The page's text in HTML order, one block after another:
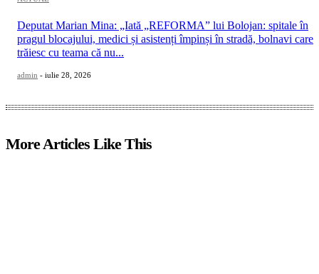
Deputat Marian Mina: „Iată „REFORMA” lui Bolojan: spitale în
pragul blocajului, medici și asistenți împinși în stradă, bolnavi care
trăiesc cu teama că nu...
admin - iulie 28, 2026
More Articles Like This